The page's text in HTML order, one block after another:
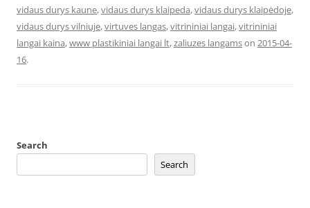
vidaus durys kaune,vidaus durys klaipeda,vidaus durys klaipėdoje,
vidaus durys vilniuje,virtuves langas,vitrininiai langai,vitrininiai
langai kaina,www plastikiniai langai lt,zaliuzes langamson 2015-04-
16.
Search
Search